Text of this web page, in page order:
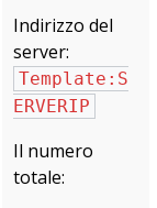
Indirizzo del
server:
Template:S
ERVERIP
Il numero
totale: